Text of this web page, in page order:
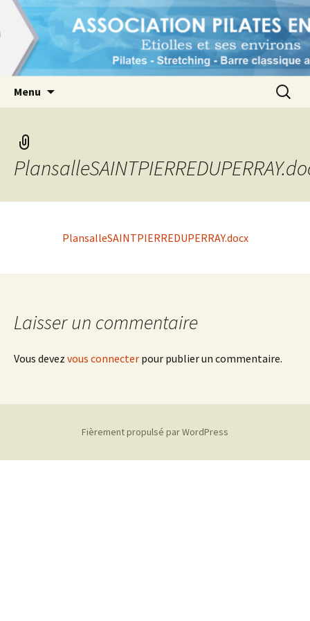
Association Pilates en Seine
1er pôle Pilates à Etiolles et ses environs
Menu
PlansalleSAINTPIERREDUPERRAY.docx
Laisser un commentaire
Vous devez vous connecter pour publier un commentaire.
Fièrement propulsé par WordPress